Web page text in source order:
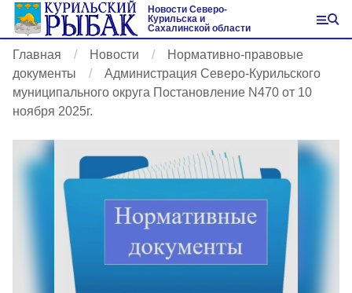
Новости Северо-
Курильска и
Сахалинской области
Главная Новости
Нормативно-правовые
документы
Администрация Северо-Курильского
муниципального округа Постановление N470 от 10
ноября 2025г.